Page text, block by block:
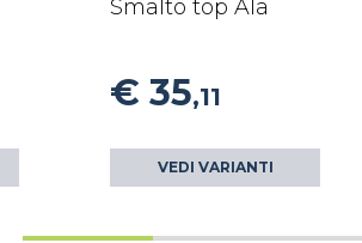
Smalto top Ala
€ 35,11
VEDI VARIANTI